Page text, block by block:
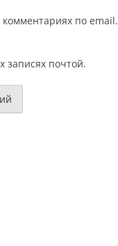
по email.
записях почтой.